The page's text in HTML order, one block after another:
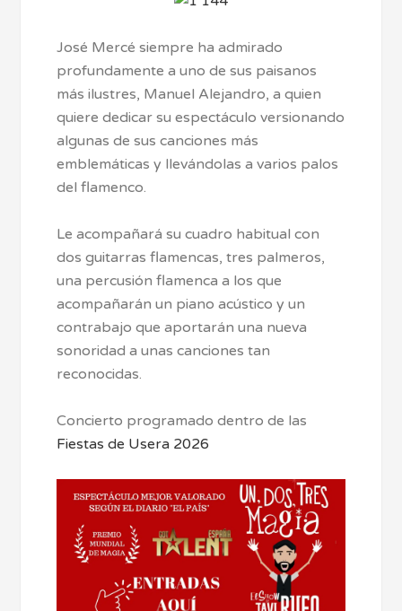
José Mercé siempre ha admirado
profundamente a uno de sus paisanos
más ilustres, Manuel Alejandro, a quien
quiere dedicar su espectáculo versionando
algunas de sus canciones más
emblemáticas y llevándolas a varios palos
del flamenco.
Le acompañará su cuadro habitual con
dos guitarras flamencas, tres palmeros,
una percusión flamenca a los que
acompañarán un piano acústico y un
contrabajo que aportarán una nueva
sonoridad a unas canciones tan
reconocidas.
Concierto programado dentro de las
Fiestas de Usera 2026